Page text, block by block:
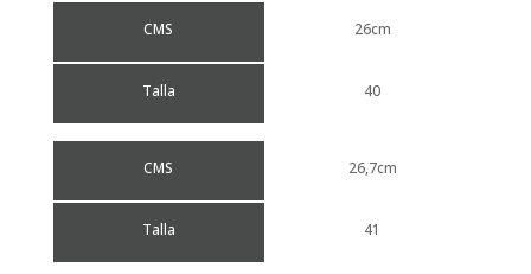
CMS
Talla
26cm
40
CMS
Talla
26,7cm
41